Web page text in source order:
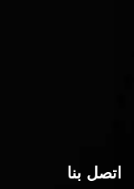
اتصل بنا